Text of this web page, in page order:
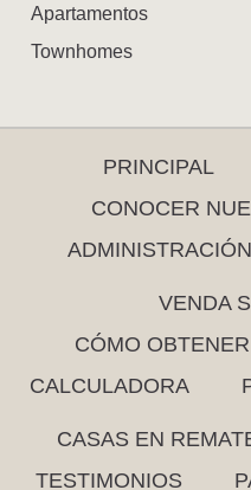
Apartamentos
Townhomes
PRINCIPAL
CONOCER
ADMINISTRACIÓN
VENDA
CÓMO
CALCULADORA
CASAS EN
TESTIMONIOS